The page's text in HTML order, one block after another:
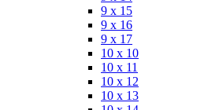
9 x 15
9 x 16
9 x 17
10 x 10
10 x 11
10 x 12
10 x 13